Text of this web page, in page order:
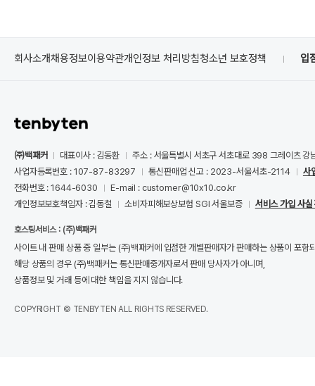
회사소개채용정보이용약관개인정보 처리방침청소년 보호정책 입
㈜백패커 대표이사 : 김동환
주소 : 서울특별시 서초구 서초대로 398 그레이츠 강
사업자등록번호 : 107-87-83297
통신판매업 신고 : 2023-서울서초-2114
사
전화번호 : 1644-6030
E-mail : customer@10x10.co.kr
개인정보보호책임자 : 김동철
소비자피해보상보험 SGI 서울보증 서비스 가입 사실
호스팅서비스 : (주)백패커
사이트 내 판매 상품 중 일부는 (주)백패커에 입점한 개별판매자가 판매하는 상품이 포함
해당 상품의 경우 (주)백패커는 통신판매중개자로서 판매 당사자가 아니며,
상품정보 및 거래 등에 대한 책임을 지지 않습니다.
COPYRIGHT © TENBYTEN ALL RIGHTS RESERVED.